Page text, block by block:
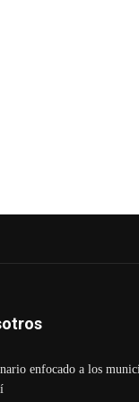
enfocado a los